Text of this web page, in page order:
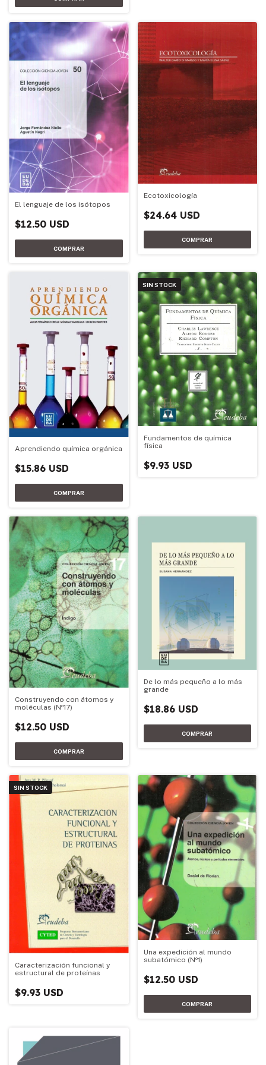
El lenguaje de los isótopos
$12.50 USD
Ecotoxicología
$24.64 USD
Aprendiendo química orgánica
$15.86 USD
SIN STOCK
Fundamentos de química
física
$9.93 USD
Construyendo con átomos y
moléculas (Nº17)
$12.50 USD
De lo más pequeño a lo más
grande
$18.86 USD
SIN STOCK
Caracterización funcional y
estructural de proteínas
$9.93 USD
Una expedición al mundo
subatómico (Nº1)
$12.50 USD